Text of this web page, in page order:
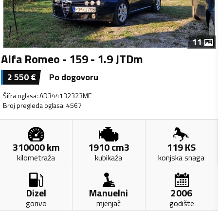
11
Alfa Romeo - 159 - 1.9 JTDm
2 550€ Po dogovoru
Šifra oglasa:AD344132323ME
Broj pregleda oglasa:4567
310000km
kilometraža
1910cm3
kubikaža
119KS
konjska snaga
Dizel
gorivo
Manuelni
mjenjač
2006
godište